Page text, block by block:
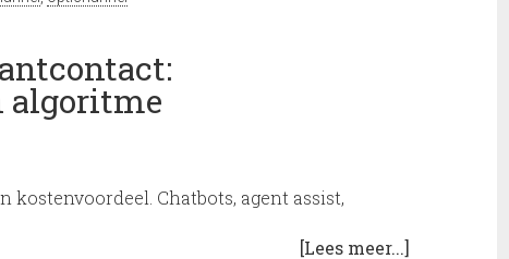
algoritme
Chatbots, agent assist,
[Lees meer...]